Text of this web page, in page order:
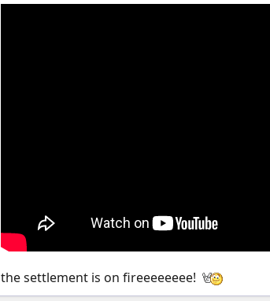
the settlement is on fireeeeeeee!